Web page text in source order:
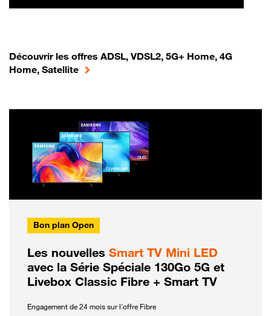
Découvrir les offres ADSL, VDSL2, 5G+ Home, 4G
Home, Satellite
Bon plan Open
Les nouvelles Smart TV Mini LED
avec la Série Spéciale 130Go 5G et
Livebox Classic Fibre + Smart TV
Engagement de 24 mois sur l'offre Fibre